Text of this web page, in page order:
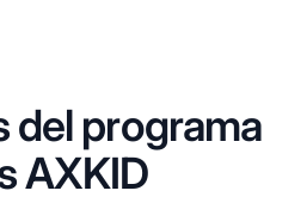
del programa
AXKID